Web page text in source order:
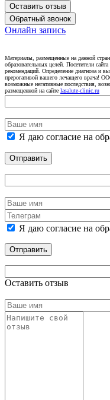
Оставить отзыв
Обратный звонок
Онлайн запись
Материалы, размещенные на данной
образовательных целей. Посетители
рекомендаций. Определение диагноза и
прерогативой вашего лечащего врача!
возможные негативные последствия,
размещенной на сайте lasalute-clinic.ru
Я даю согласие на
Отправить
Я даю согласие на
Отправить
Оставить отзыв